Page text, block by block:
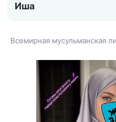
Иша
Всемирная мусульманская